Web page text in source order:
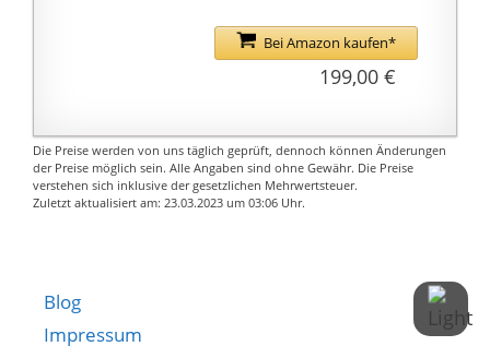
stabil ist, bleibt er
immer sicher aufrecht
stehen, auch bei
Hindernissen und
kleinen Unebenheiten.
Der Buzzy 2-in-1 kann
Bei Amazon kaufen*
199,00 €
Die Preise werden von uns täglich geprüft, dennoch können Änderungen
der Preise möglich sein. Alle Angaben sind ohne Gewähr. Die Preise
verstehen sich inklusive der gesetzlichen Mehrwertsteuer.
Zuletzt aktualisiert am: 23.03.2023 um 03:06 Uhr.
Blog
Impressum